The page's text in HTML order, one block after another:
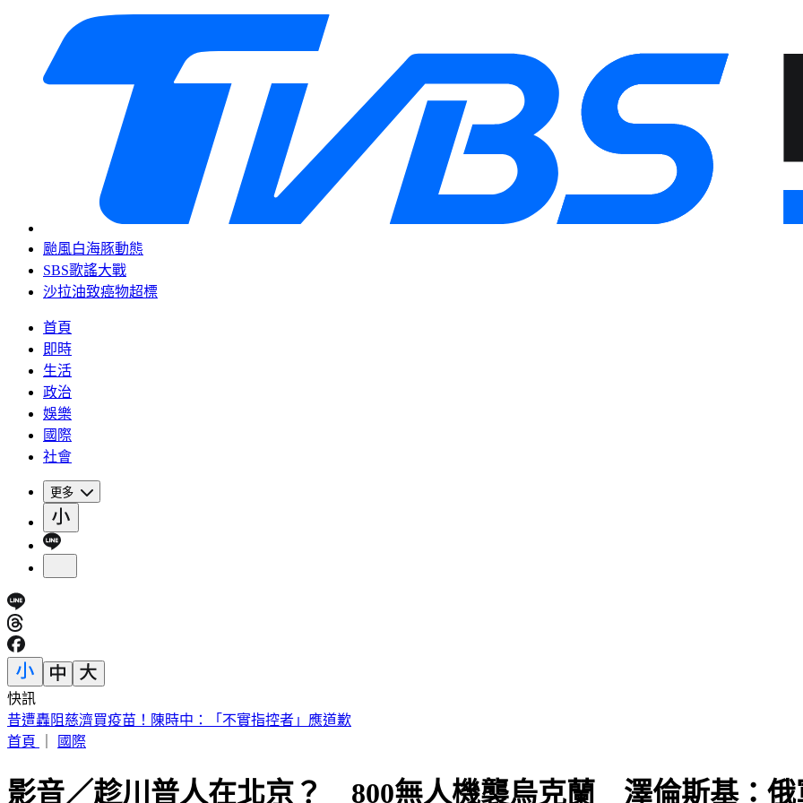
颱風白海豚動態
SBS歌謠大戰
沙拉油致癌物超標
首頁
即時
生活
政治
娛樂
國際
社會
更多
快訊
14:30白海豚颱風海警！父親節針對「這縣市」發陸警
首頁
國際
影音／趁川普人在北京？ 800無人機襲烏克蘭 澤倫斯基：俄